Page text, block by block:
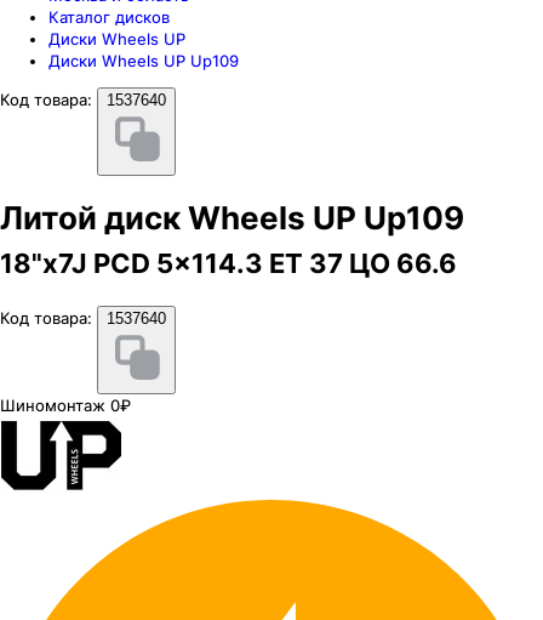
Каталог дисков
Диски Wheels UP
Диски Wheels UP Up109
Код товара:
1537640
Литой диск Wheels UP Up109
18"x7J PCD 5x114.3 ЕТ 37 ЦО 66.6
Код товара: 1537640
Шиномонтаж 0₽